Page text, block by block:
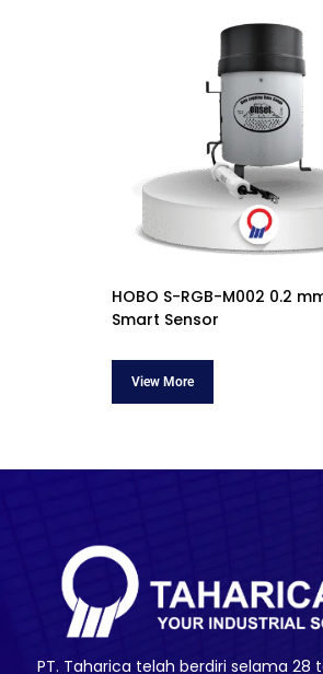
HOBO S-RGB-M002 0.2
Smart Sensor
PT. Taharica telah berdiri selama 28